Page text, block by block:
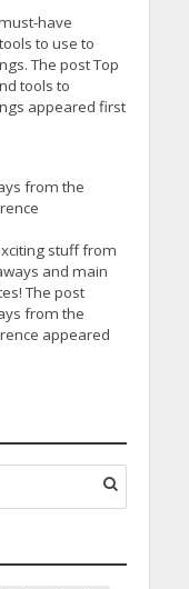
have
to use to
The post Top
tools to
appeared first
from the
stuff from
and main
The post
from the
appeared